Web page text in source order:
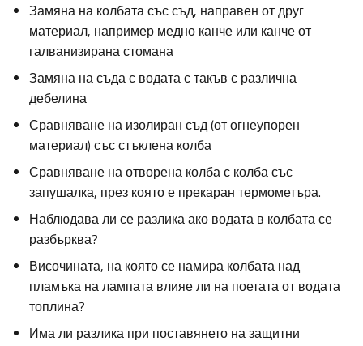
Замяна на колбата със съд, направен от друг
материал, например медно канче или канче от
галванизирана стомана
Замяна на съда с водата с такъв с различна
дебелина
Сравняване на изолиран съд (от огнеупорен
материал) със стъклена колба
Сравняване на отворена колба с колба със
запушалка, през която е прекаран термометъра.
Наблюдава ли се разлика ако водата в колбата се
разбърква?
Височината, на която се намира колбата над
пламъка на лампата влияе ли на поетата от водата
топлина?
Има ли разлика при поставянето на защитни